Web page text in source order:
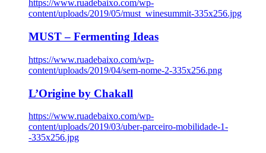
https://www.ruadebaixo.com/wp-
content/uploads/2019/05/must_winesummit-335x256.jpg
MUST – Fermenting Ideas
https://www.ruadebaixo.com/wp-
content/uploads/2019/04/sem-nome-2-335x256.png
L’Origine by Chakall
https://www.ruadebaixo.com/wp-
content/uploads/2019/03/uber-parceiro-mobilidade-1-
-335x256.jpg